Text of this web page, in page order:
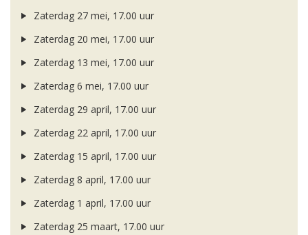
Zaterdag 27 mei, 17.00 uur
Zaterdag 20 mei, 17.00 uur
Zaterdag 13 mei, 17.00 uur
Zaterdag 6 mei, 17.00 uur
Zaterdag 29 april, 17.00 uur
Zaterdag 22 april, 17.00 uur
Zaterdag 15 april, 17.00 uur
Zaterdag 8 april, 17.00 uur
Zaterdag 1 april, 17.00 uur
Zaterdag 25 maart, 17.00 uur